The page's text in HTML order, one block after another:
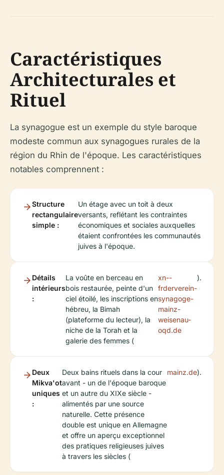
Caractéristiques
Architecturales et
Rituel
La synagogue est un exemple du style baroque
modeste commun aux synagogues rurales de la
région du Rhin de l'époque. Les caractéristiques
notables comprennent :
Structure
rectangulaire
simple :
Un étage avec un toit à deux
versants, reflétant les contraintes
économiques et sociales auxquelles
étaient confrontées les communautés
juives à l'époque.
Détails
intérieurs
:
La voûte en berceau en
bois restaurée, peinte d'un
ciel étoilé, les inscriptions en
hébreu, la Bimah
(plateforme du lecteur), la
niche de la Torah et la
galerie des femmes (
xn--
frderverein-
synagoge-
mainz-
weisenau-
oqd.de
).
Deux
Mikva'ot
uniques
:
Deux bains rituels dans la cour
avant - un de l'époque baroque
et un autre du XIXe siècle -
alimentés par une source
naturelle. Cette présence
double est unique en Allemagne
et offre un aperçu exceptionnel
des pratiques religieuses juives
à travers les siècles (
mainz.de).